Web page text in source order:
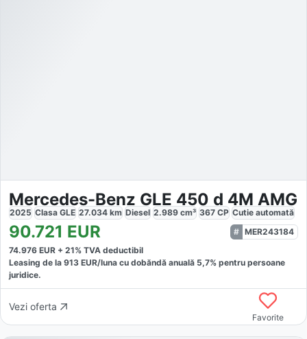
Mercedes-Benz GLE 450 d 4M AMG
2025 Clasa GLE 27.034 km Diesel 2.989 cm³ 367 CP Cutie automată
90.721 EUR
MER243184
74.976 EUR + 21% TVA deductibil
Leasing de la 913 EUR/luna cu dobăndă anuală 5,7% pentru persoane
juridice.
Vezi oferta
Favorite